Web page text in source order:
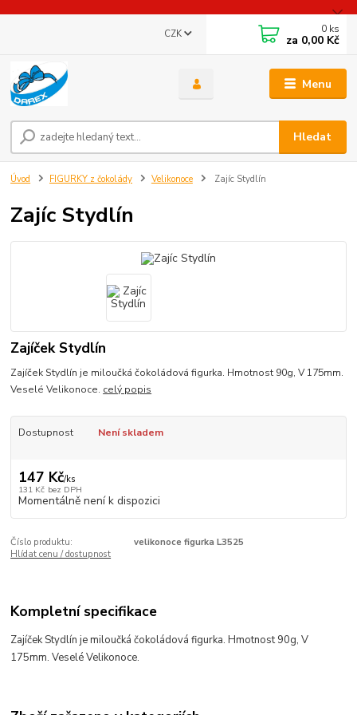
Menu
CZK
Hledat
0 ks
za 0,00 Kč
Úvod FIGURKY z čokolády Velikonoce Zajíc Stydlín
Zajíc Stydlín
Zajíček Stydlín
Zajíček Stydlín je miloučká čokoládová figurka. Hmotnost 90g, V 175mm.
Veselé Velikonoce. celý popis
Dostupnost Není skladem
147 Kč/ks
131 Kč bez DPH
Momentálně není k dispozici
Číslo produktu:
velikonoce figurka L3525
Hlídat cenu / dostupnost
Kompletní specifikace
Zajíček Stydlín je miloučká čokoládová figurka. Hmotnost 90g, V
175mm. Veselé Velikonoce.